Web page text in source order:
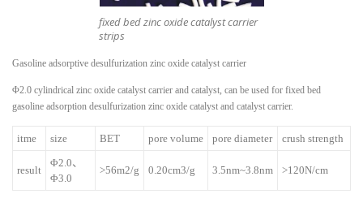
fixed bed zinc oxide catalyst carrier
strips
Gasoline adsorptive desulfurization zinc oxide catalyst carrier
Φ2.0 cylindrical zinc oxide catalyst carrier and catalyst, can be used for fixed bed
gasoline adsorption desulfurization zinc oxide catalyst and catalyst carrier.
itme size BET pore volume pore diameter crush strength
result
Φ2.0、
Φ3.0
>56m2/g 0.20cm3/g 3.5nm~3.8nm >120N/cm